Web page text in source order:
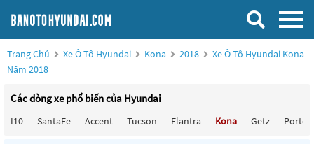
Trang Chủ Xe Ô Tô Hyundai Kona 2018
Xe Ô Tô Hyundai Kona
Năm 2018
Các dòng xe phổ biến của Hyundai
I10 SantaFe Accent Tucson Elantra Kona Getz Porter